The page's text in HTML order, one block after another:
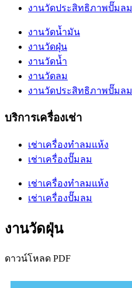
งานวัดประสิทธิภาพปั๊มลม
งานวัดน้ำมัน
งานวัดฝุ่น
งานวัดน้ำ
งานวัดลม
งานวัดประสิทธิภาพปั๊มลม
บริการเครื่องเช่า
เช่าเครื่องทำลมแห้ง
เช่าเครื่องปั๊มลม
เช่าเครื่องทำลมแห้ง
เช่าเครื่องปั๊มลม
งานวัดฝุ่น
ดาวน์โหลด PDF